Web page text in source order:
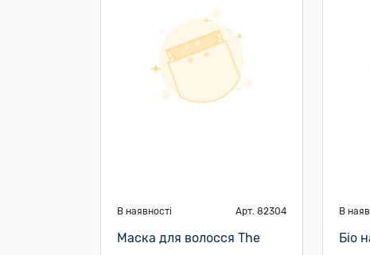
В наявності Арт. 82304
Маска для волосся The
В
Біо